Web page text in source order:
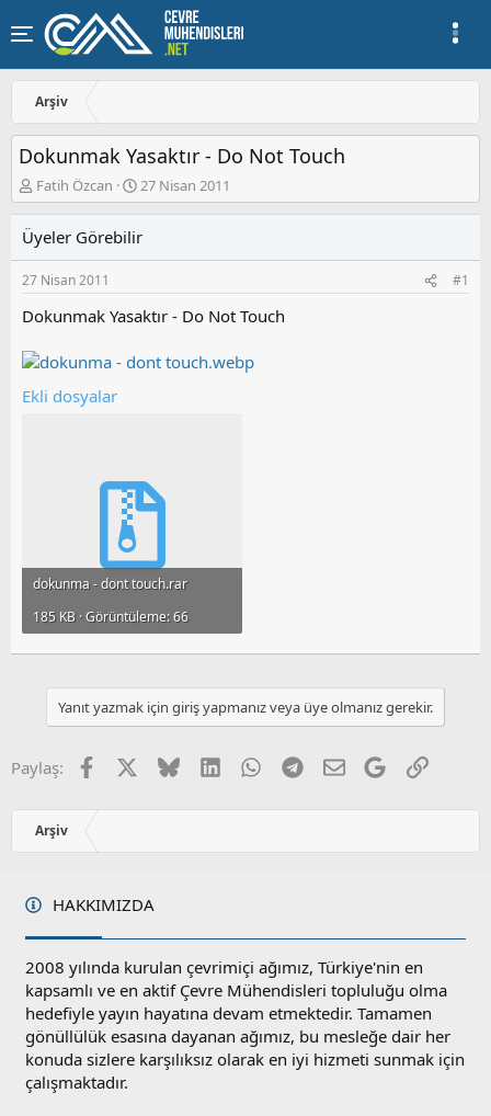
Arşiv
Dokunmak Yasaktır - Do Not Touch
K
o
u
y
u
a
l
t
Fatih Özcan
B
a
l
a
ı
t
27 Nisan 2011
Üyeler Görebilir
27 Nisan 2011 #1
Dokunmak Yasaktır - Do Not Touch
Ekli dosyalar
dokunma - dont touch.rar
185 KB · Görüntüleme: 66
Yanıt yazmak için giriş yapmanız veya üye olmanız gerekir.
Paylaş: Facebook BlueskyLinkedInWhatsApp
Telegram
E-postaGoogleLink
Arşiv
HAKKIMIZDA
2008 yılında kurulan çevrimiçi ağımız, Türkiye'nin en
kapsamlı ve en aktif Çevre Mühendisleri topluluğu olma
hedefiyle yayın hayatına devam etmektedir. Tamamen
gönüllülük esasına dayanan ağımız, bu mesleğe dair her
konuda sizlere karşılıksız olarak en iyi hizmeti sunmak için
çalışmaktadır.